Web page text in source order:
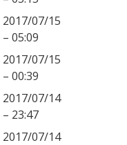
2017/07/15
– 05:09
2017/07/15
– 00:39
2017/07/14
– 23:47
2017/07/14